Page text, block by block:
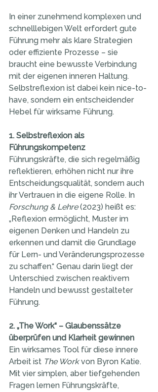
In einer zunehmend komplexen und
schnelllebigen Welt erfordert gute
Führung mehr als klare Strategien
oder effiziente Prozesse – sie
braucht eine bewusste Verbindung
mit der eigenen inneren Haltung.
Selbstreflexion ist dabei kein nice-to-
have, sondern ein entscheidender
Hebel für wirksame Führung.
1. Selbstreflexion als
Führungskompetenz
Führungskräfte, die sich regelmäßig
reflektieren, erhöhen nicht nur ihre
Entscheidungsqualität, sondern auch
ihr Vertrauen in die eigene Rolle. In
Forschung & Lehre (2023) heißt es:
„Reflexion ermöglicht, Muster im
eigenen Denken und Handeln zu
erkennen und damit die Grundlage
für Lern- und Veränderungsprozesse
zu schaffen.“ Genau darin liegt der
Unterschied zwischen reaktivem
Handeln und bewusst gestalteter
Führung.
2. „The Work“ – Glaubenssätze
überprüfen und Klarheit gewinnen
Ein wirksames Tool für diese innere
Arbeit ist The Work von Byron Katie.
Mit vier simplen, aber tiefgehenden
Fragen lernen Führungskräfte,